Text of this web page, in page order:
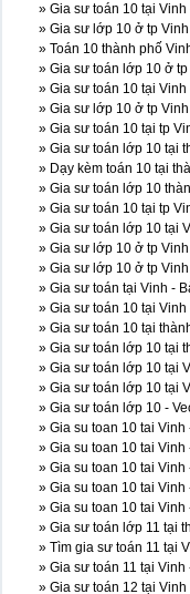
» Gia sư toán 10 tại
» Gia sư lớp 10 ở tp
» Toán 10 thành phố
» Gia sư toán lớp 10 ở
» Gia sư toán 10 tại
» Gia sư lớp 10 ở tp
» Gia sư toán 10 tại tp
» Gia sư toán lớp 10 tại
» Dạy kèm toán 10 tại
» Gia sư toán lớp 10
» Gia sư toán 10 tại tp
» Gia sư toán lớp 10 tại
» Gia sư lớp 10 ở tp
» Gia sư lớp 10 ở tp
» Gia sư toán tại Vinh -
» Gia sư toán 10 tại Vinh
» Gia sư toán 10 tại
» Gia sư toán lớp 10 tại
» Gia sư toán lớp 10 tại
» Gia sư toán lớp 10 tại
» Gia sư toán lớp 10 -
» Gia su toan 10 tai
» Gia su toan 10 tai
» Gia su toan 10 tai
» Gia su toan 10 tai
» Gia su toan 10 tai Vinh
» Gia sư toán lớp 11 tại
» Tìm gia sư toán 11 tại
» Gia sư toán 11 tại
» Gia sư toán 12 tại